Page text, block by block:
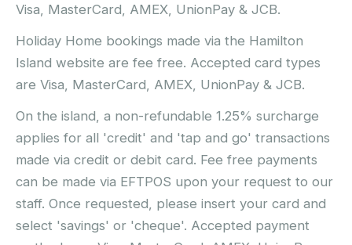
Visa, MasterCard, AMEX, UnionPay & JCB.
Holiday Home bookings made via the Hamilton
Island website are fee free. Accepted card types
are Visa, MasterCard, AMEX, UnionPay & JCB.
On the island, a non-refundable 1.25% surcharge
applies for all 'credit' and 'tap and go' transactions
made via credit or debit card. Fee free payments
can be made via EFTPOS upon your request to our
staff. Once requested, please insert your card and
select 'savings' or 'cheque'. Accepted payment